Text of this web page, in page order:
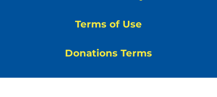
Terms of Use
Donations Terms